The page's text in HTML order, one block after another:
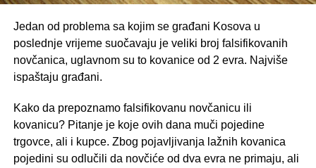
Jedan od problema sa kojim se građani Kosova u
poslednje vrijeme suočavaju je veliki broj falsifikovanih
novčanica, uglavnom su to kovanice od 2 evra. Najviše
ispaštaju građani.
Kako da prepoznamo falsifikovanu novčanicu ili
kovanicu? Pitanje je koje ovih dana muči pojedine
trgovce, ali i kupce. Zbog pojavljivanja lažnih kovanica
pojedini su odlučili da novčiće od dva evra ne primaju, ali